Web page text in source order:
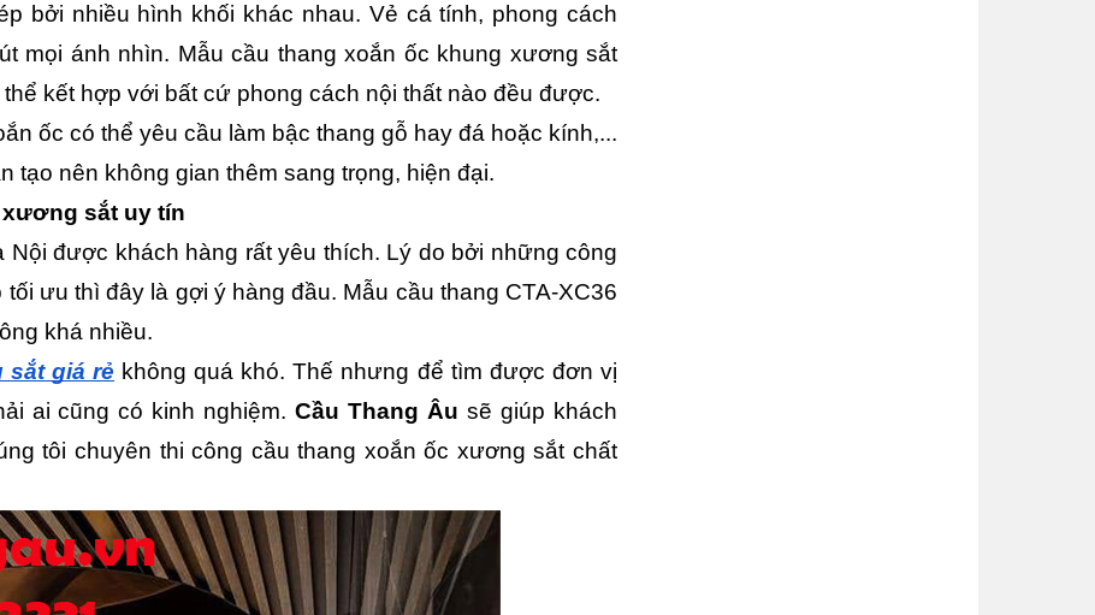
bởi nhiều hình khối khác nhau. Vẻ cá tính, phong cách
mọi ánh nhìn. Mẫu cầu thang xoắn ốc khung xương sắt
kết hợp với bất cứ phong cách nội thất nào đều được.
ốc có thể yêu cầu làm bậc thang gỗ hay đá hoặc kính,...
tạo nên không gian thêm sang trọng, hiện đại.
sắt uy tín
Nội được khách hàng rất yêu thích. Lý do bởi những công
ưu thì đây là gợi ý hàng đầu. Mẫu cầu thang CTA-XC36
khá nhiều.
sắt giá rẻ không quá khó. Thế nhưng để tìm được đơn vị
ai cũng có kinh nghiệm. Cầu Thang Âu sẽ giúp khách
tôi chuyên thi công cầu thang xoắn ốc xương sắt chất